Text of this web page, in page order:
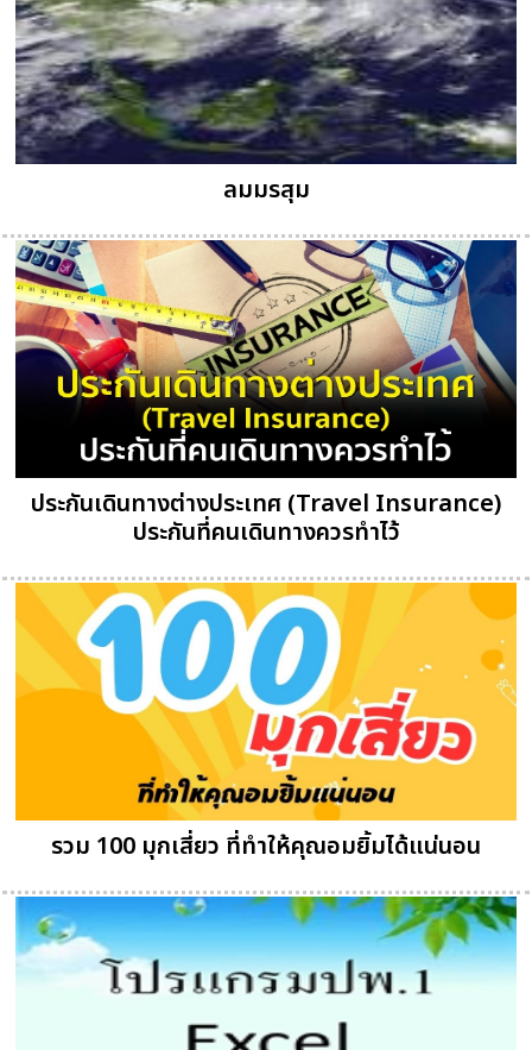
ลมมรสุม
ประกันเดินทางต่างประเทศ (Travel Insurance)
ประกันที่คนเดินทางควรทำไว้
รวม 100 มุกเสี่ยว ที่ทำให้คุณอมยิ้มได้แน่นอน